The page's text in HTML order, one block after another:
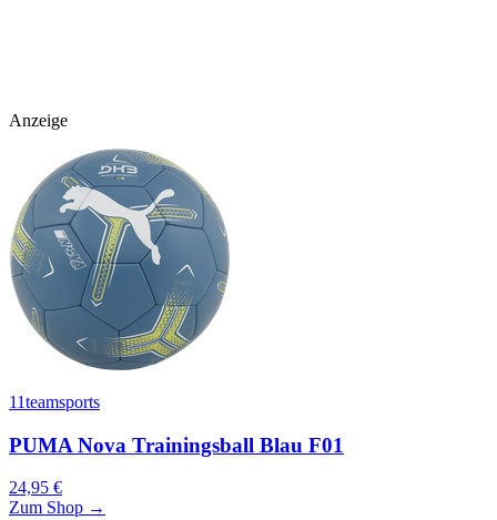
Anzeige
11teamsports
PUMA Nova Trainingsball Blau F01
24,95 €
Zum Shop →